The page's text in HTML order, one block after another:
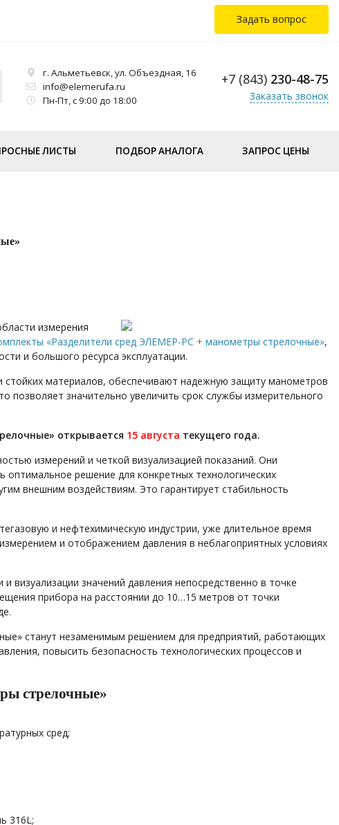
Задать вопрос
г. Альметьевск, ул. Объездная, 16
info@elemerufa.ru
Пн-Пт, с 9:00 до 18:00
+7 (843) 230-48-75
Заказать звонок
ЛИСТЫ ПОДБОР АНАЛОГА ЗАПРОС ЦЕНЫ
измерения
«Разделители сред ЭЛЕМЕР-РС + манометры стрелочные»,
и большого ресурса эксплуатации.
стойких материалов, обеспечивают надежную защиту манометров
позволяет значительно увеличить срок службы измерительного
открывается 15 августа текущего года.
измерений и четкой визуализацией показаний. Они
решение для конкретных технологических
внешним воздействиям. Это гарантирует стабильность
и нефтехимическую индустрии, уже длительное время
и отображением давления в неблагоприятных условиях
визуализации значений давления непосредственно в точке
прибора на расстоянии до 10…15 метров от точки
станут незаменимым решением для предприятий, работающих
повысить безопасность технологических процессов и
стрелочные»
сред;
316L;